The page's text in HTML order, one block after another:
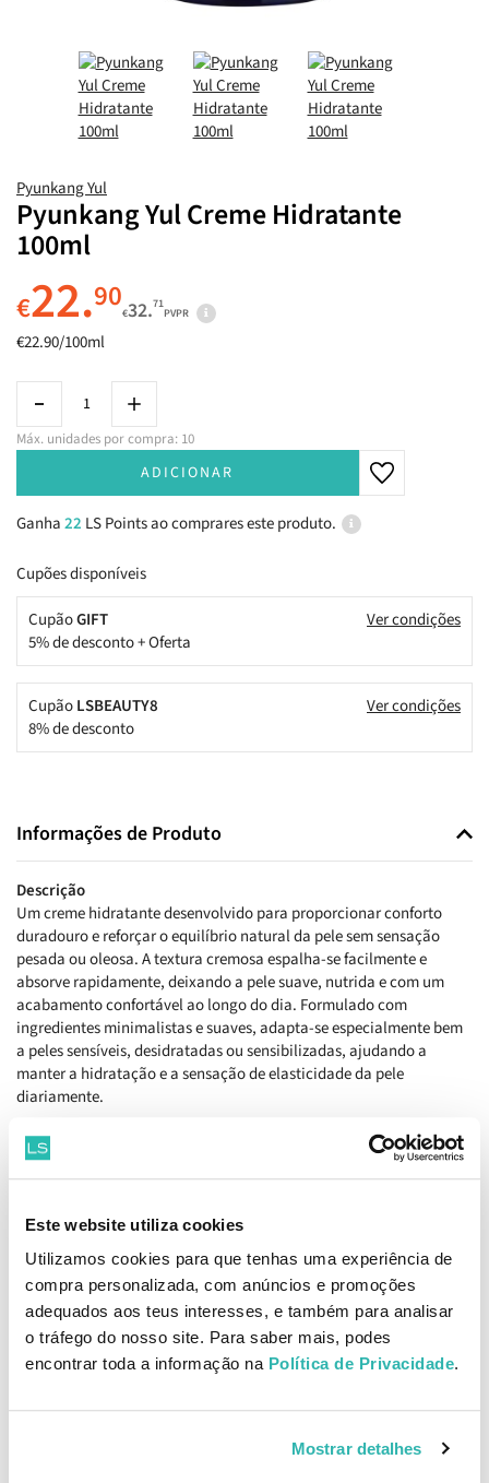
Este website utiliza cookies
Utilizamos cookies para que tenhas uma experiência de
compra personalizada, com anúncios e promoções
adequados aos teus interesses, e também para analisar
o tráfego do nosso site. Para saber mais, podes
encontrar toda a informação na Política de Privacidade.
Mostrar detalhes
Pyunkang Yul
Pyunkang Yul Creme Hidratante
100ml
€22.90€32.71
PVPR
€22.90/100ml
Máx. unidades por compra: 10
ADICIONAR
Ganha22 LS Points ao comprares este produto.
Cupões disponíveis
CupãoGIFT
5% de desconto + Oferta
Ver condições
CupãoLSBEAUTY8
8% de desconto
Ver condições
Informações de Produto
Descrição
Um creme hidratante desenvolvido para proporcionar conforto
duradouro e reforçar o equilíbrio natural da pele sem sensação
pesada ou oleosa. A textura cremosa espalha-se facilmente e
absorve rapidamente, deixando a pele suave, nutrida e com um
acabamento confortável ao longo do dia. Formulado com
ingredientes minimalistas e suaves, adapta-se especialmente bem
a peles sensíveis, desidratadas ou sensibilizadas, ajudando a
manter a hidratação e a sensação de elasticidade da pele
diariamente.
Benefícios
Ajuda a restaurar e manter a hidratação da pele, promovendo uma
contribuem para reforçar a barreira cutânea e reduzir a sensação
de secura ou repuxar, tornando a pele mais equilibrada e resistente
às agressões externas. A textura leve mas nutritiva adapta-se bem a
diferentes tipos de pele, incluindo pele sensível, deixando o rosto
mais macio, uniforme e com aspeto saudável ao longo do dia. Com
utilização contínua, a pele apresenta-se mais confortável,
hidratada e visualmente revitalizada.
Como aplicar
Aplicar uniformemente no rosto e pescoço após a limpeza e